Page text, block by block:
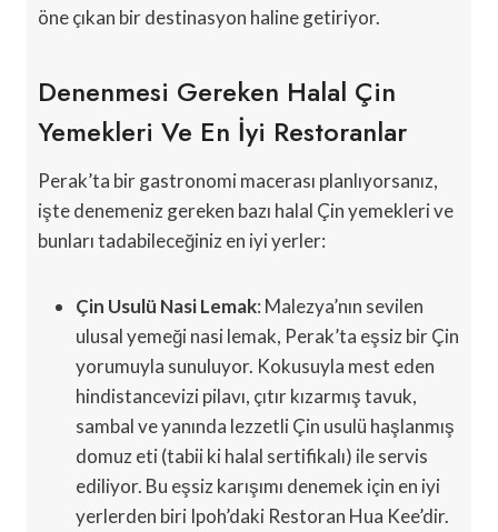
öne çıkan bir destinasyon haline getiriyor.
Denenmesi Gereken Halal Çin
Yemekleri Ve En İyi Restoranlar
Perak’ta bir gastronomi macerası planlıyorsanız,
işte denemeniz gereken bazı halal Çin yemekleri ve
bunları tadabileceğiniz en iyi yerler:
Çin Usulü Nasi Lemak: Malezya’nın sevilen
ulusal yemeği nasi lemak, Perak’ta eşsiz bir Çin
yorumuyla sunuluyor. Kokusuyla mest eden
hindistancevizi pilavı, çıtır kızarmış tavuk,
sambal ve yanında lezzetli Çin usulü haşlanmış
domuz eti (tabii ki halal sertifikalı) ile servis
ediliyor. Bu eşsiz karışımı denemek için en iyi
yerlerden biri Ipoh’daki Restoran Hua Kee’dir.